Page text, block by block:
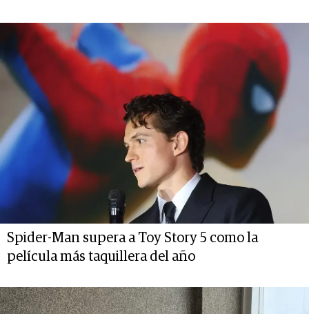
Spider-Man supera a Toy Story 5 como la
película más taquillera del año